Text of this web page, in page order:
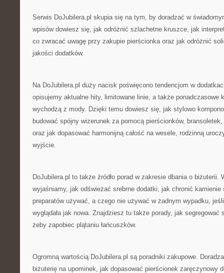
Serwis DoJubilera.pl skupia się na tym, by doradzać w
wpisów dowiesz się, jak odróżnić szlachetne kruszce, jak
co zwracać uwagę przy zakupie pierścionka oraz jak odróżnić
jakości dodatków.
Na DoJubilera.pl duży nacisk poświęcono tendencjom w
opisujemy aktualne hity, limitowane linie, a także ponadczasowe
wychodzą z mody. Dzięki temu dowiesz się, jak stylowo
budować spójny wizerunek za pomocą pierścionków,
oraz jak dopasować harmonijną całość na wesele, rodzinną
wyjście.
DoJubilera.pl to także źródło porad w zakresie dbania o
wyjaśniamy, jak odświeżać srebrne dodatki, jak chronić
preparatów używać, a czego nie używać w żadnym wypadku,
wyglądała jak nowa. Znajdziesz tu także porady, jak segregować
żeby zapobiec plątaniu łańcuszków.
Ogromną wartością DoJubilera.pl są poradniki zakupowe.
biżuterię na upominek, jak dopasować pierścionek zaręczynowy